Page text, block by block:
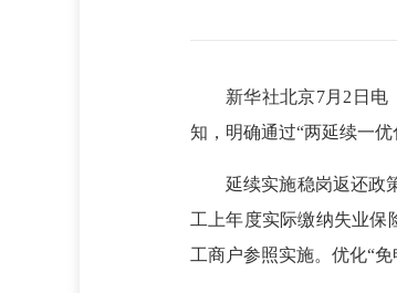
新华社北京7月2日电
知，明确通过“两延续一
延续实施稳岗返还政
工上年度实际缴纳失业保
工商户参照实施。优化“